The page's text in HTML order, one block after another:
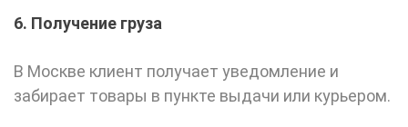
6. Получение груза
В Москве клиент получает уведомление и
забирает товары в пункте выдачи или курьером.